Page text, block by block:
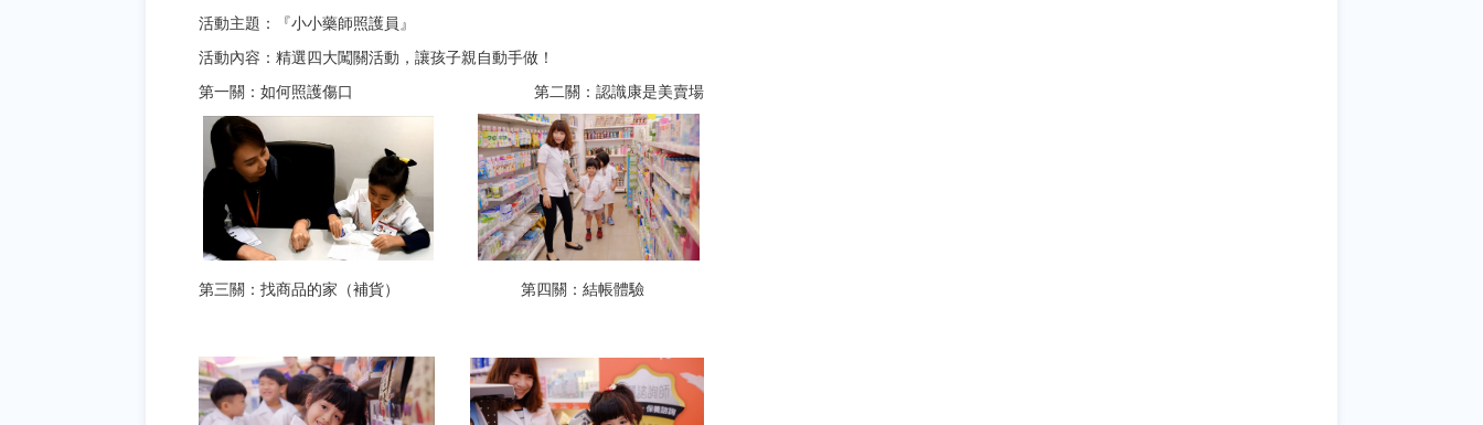
活動主題：『小小藥師照護員』
活動內容：精選四大闖關活動，讓孩子親自動手做！
第一關：如何照護傷口 第二關：認識康是美賣場
第三關：找商品的家（補貨） 第四關：結帳體驗